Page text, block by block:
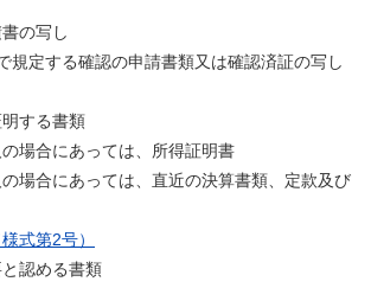
の写し
規定する確認の申請書類又は確認済証の写し
する書類
場合にあっては、所得証明書
場合にあっては、直近の決算書類、定款及び
式第2号）
認める書類